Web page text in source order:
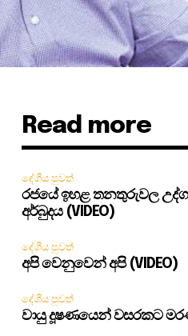
Read more
දේශීය පුවත්
රජයේ ඉහළ තනතුරුවල
අර්බුදය (VIDEO)
දේශීය පුවත්
අපි වෙනුවෙන් අපි (VIDEO)
දේශීය පුවත්
වායු දූෂණයෙන් වසරකට